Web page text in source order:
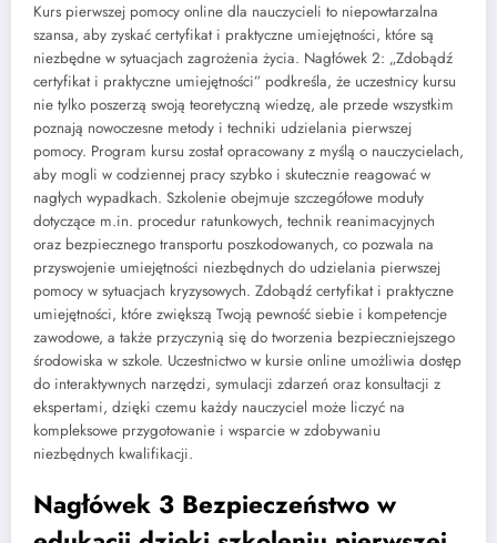
Kurs pierwszej pomocy online dla nauczycieli to niepowtarzalna
szansa, aby zyskać certyfikat i praktyczne umiejętności, które są
niezbędne w sytuacjach zagrożenia życia. Nagłówek 2: „Zdobądź
certyfikat i praktyczne umiejętności” podkreśla, że uczestnicy kursu
nie tylko poszerzą swoją teoretyczną wiedzę, ale przede wszystkim
poznają nowoczesne metody i techniki udzielania pierwszej
pomocy. Program kursu został opracowany z myślą o nauczycielach,
aby mogli w codziennej pracy szybko i skutecznie reagować w
nagłych wypadkach. Szkolenie obejmuje szczegółowe moduły
dotyczące m.in. procedur ratunkowych, technik reanimacyjnych
oraz bezpiecznego transportu poszkodowanych, co pozwala na
przyswojenie umiejętności niezbędnych do udzielania pierwszej
pomocy w sytuacjach kryzysowych. Zdobądź certyfikat i praktyczne
umiejętności, które zwiększą Twoją pewność siebie i kompetencje
zawodowe, a także przyczynią się do tworzenia bezpieczniejszego
środowiska w szkole. Uczestnictwo w kursie online umożliwia dostęp
do interaktywnych narzędzi, symulacji zdarzeń oraz konsultacji z
ekspertami, dzięki czemu każdy nauczyciel może liczyć na
kompleksowe przygotowanie i wsparcie w zdobywaniu
niezbędnych kwalifikacji.
Nagłówek 3 Bezpieczeństwo w